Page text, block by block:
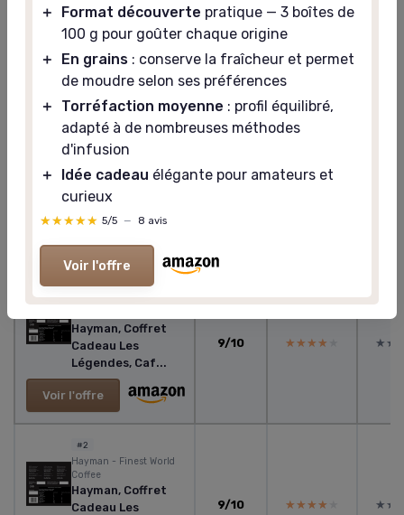
Voir l'offre
Tableau comparatif : Café de Jamaïque
Hayman - Finest World
Hayman, Coffret
Cadeau Les
Légendes, Caf...
Voir l'offre
9/10 ★★★★★
★★★★★
#2
Hayman - Finest World
Coffee
Hayman, Coffret
Cadeau Les
9/10 ★★★★★
★★★★★
＋ Format découverte pratique — 3 boîtes de
100 g pour goûter chaque origine
＋
En grains : conserve la fraîcheur et permet
de moudre selon ses préférences
＋
Torréfaction moyenne : profil équilibré,
adapté à de nombreuses méthodes
d'infusion
＋
Idée cadeau élégante pour amateurs et
curieux
★★★★★
★★★★★ 5/5 — 8 avis
Voir l'offre